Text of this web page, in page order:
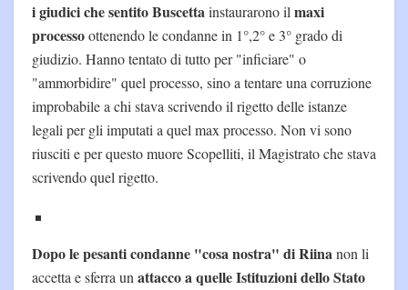
i giudici che sentito Buscettainstaurarono ilmaxi
processoottenendo le condanne in 1°,2° e 3° grado di
giudizio. Hanno tentato di tutto per "inficiare" o
"ammorbidire" quel processo, sino a tentare una corruzione
improbabile a chi stava scrivendo il rigetto delle istanze
legali per gli imputati a quel max processo. Non vi sono
riusciti e per questo muore Scopelliti, il Magistrato che stava
scrivendo quel rigetto.
Dopo le pesanti condanne "cosa nostra" di Riinanon li
accetta e sferra unattacco a quelle Istituzioni dello Stato